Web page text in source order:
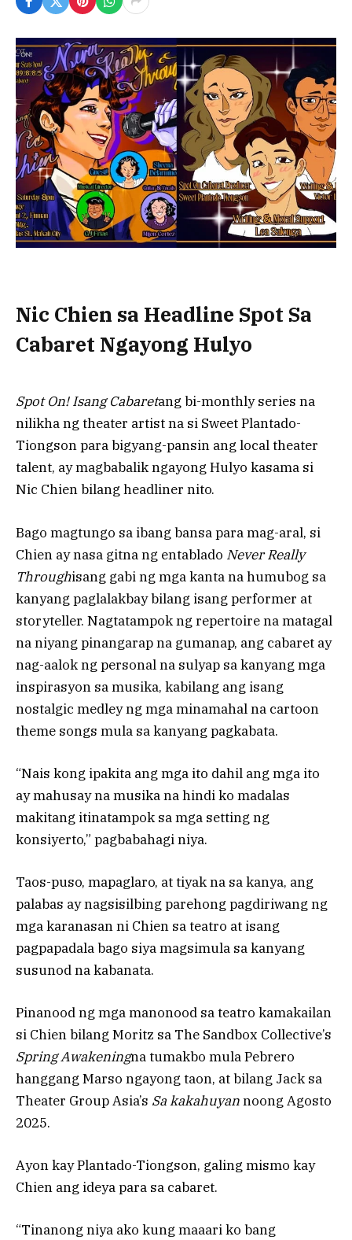
Nic Chien sa Headline Spot Sa
Cabaret Ngayong Hulyo
Spot On! Isang Cabaretang bi-monthly series na
nilikha ng theater artist na si Sweet Plantado-
Tiongson para bigyang-pansin ang local theater
talent, ay magbabalik ngayong Hulyo kasama si
Nic Chien bilang headliner nito.
Bago magtungo sa ibang bansa para mag-aral, si
Chien ay nasa gitna ng entablado Never Really
Throughisang gabi ng mga kanta na humubog sa
kanyang paglalakbay bilang isang performer at
storyteller. Nagtatampok ng repertoire na matagal
na niyang pinangarap na gumanap, ang cabaret ay
nag-aalok ng personal na sulyap sa kanyang mga
inspirasyon sa musika, kabilang ang isang
nostalgic medley ng mga minamahal na cartoon
theme songs mula sa kanyang pagkabata.
“Nais kong ipakita ang mga ito dahil ang mga ito
ay mahusay na musika na hindi ko madalas
makitang itinatampok sa mga setting ng
konsiyerto,” pagbabahagi niya.
Taos-puso, mapaglaro, at tiyak na sa kanya, ang
palabas ay nagsisilbing parehong pagdiriwang ng
mga karanasan ni Chien sa teatro at isang
pagpapadala bago siya magsimula sa kanyang
susunod na kabanata.
Pinanood ng mga manonood sa teatro kamakailan
si Chien bilang Moritz sa The Sandbox Collective’s
Spring Awakeningna tumakbo mula Pebrero
hanggang Marso ngayong taon, at bilang Jack sa
Theater Group Asia’s Sa kakahuyannoong Agosto
2025.
Ayon kay Plantado-Tiongson, galing mismo kay
Chien ang ideya para sa cabaret.
“Tinanong niya ako kung maaari ko bang